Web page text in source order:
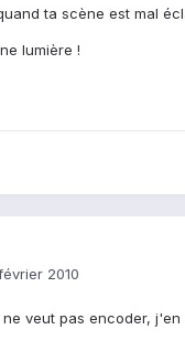
ta scène est mal
lumière !
2010
veut pas encoder, j'en